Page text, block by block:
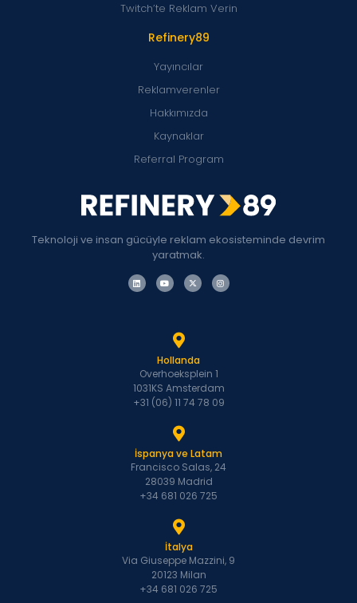
Teknoloji ve insan gücüyle reklam ekosisteminde devrim
yaratmak.
Refinery89
Yayıncılar
Reklamverenler
Hakkımızda
Kaynaklar
Referral Program
Twitch’te Reklam Verin
Hollanda
Overhoeksplein 1
1031KS Amsterdam
+31 (06) 11 74 78 09
İspanya ve Latam
Francisco Salas, 24
28039 Madrid
+34 681 026 725
İtalya
Via Giuseppe Mazzini, 9
20123 Milan
+34 681 026 725